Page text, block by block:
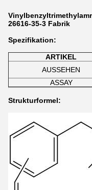
26616-35-3 Fabrik
Spezifikation:
ARTIKEL
AUSSEHEN
ASSAY
Strukturformel: